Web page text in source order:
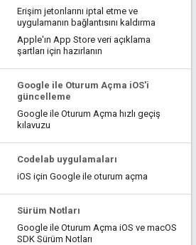
Erişim jetonlarını iptal etme ve
uygulamanın bağlantısını kaldırma
Apple'ın App Store veri açıklama
şartları için hazırlanın
Google ile Oturum Açma iOS'i
güncelleme
Google ile Oturum Açma hızlı geçiş
kılavuzu
Codelab uygulamaları
iOS için Google ile oturum açma
Sürüm Notları
Google ile Oturum Açma iOS ve macOS
SDK Sürüm Notları